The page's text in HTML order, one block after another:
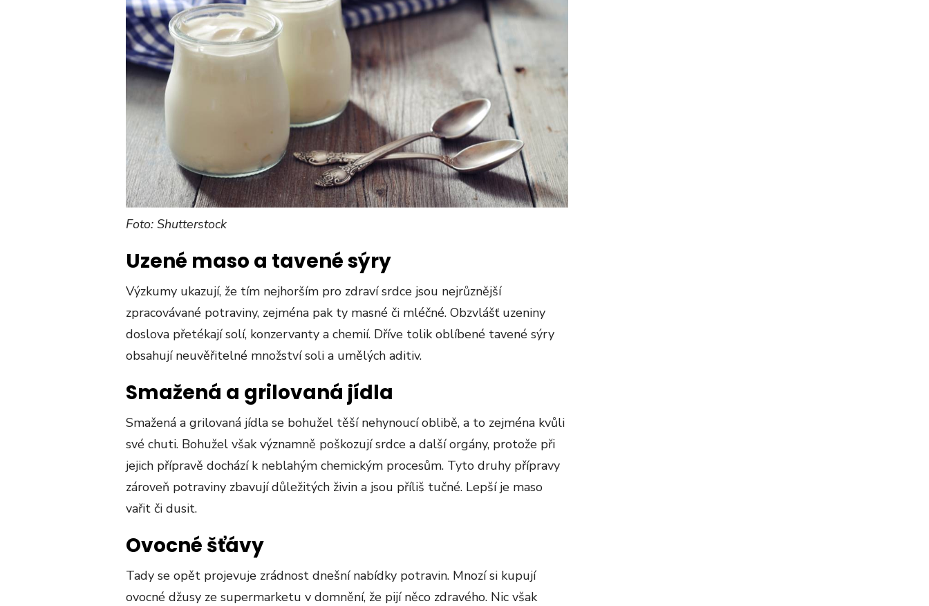
Foto: Shutterstock
Uzené maso a tavené sýry
Výzkumy ukazují, že tím nejhorším pro zdraví srdce jsou nejrůznější
zpracovávané potraviny, zejména pak ty masné či mléčné. Obzvlášť uzeniny
doslova přetékají solí, konzervanty a chemií. Dříve tolik oblíbené tavené sýry
obsahují neuvěřitelné množství soli a umělých aditiv.
Smažená a grilovaná jídla
Smažená a grilovaná jídla se bohužel těší nehynoucí oblibě, a to zejména kvůli
své chuti. Bohužel však významně poškozují srdce a další orgány, protože při
jejich přípravě dochází k neblahým chemickým procesům. Tyto druhy přípravy
zároveň potraviny zbavují důležitých živin a jsou příliš tučné. Lepší je maso
vařit či dusit.
Ovocné šťávy
Tady se opět projevuje zrádnost dnešní nabídky potravin. Mnozí si kupují
ovocné džusy ze supermarketu v domnění, že pijí něco zdravého. Nic však